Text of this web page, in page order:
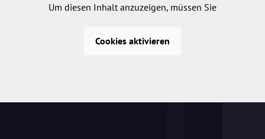
Um diesen Inhalt anzuzeigen, müssen Sie
Cookies aktivieren